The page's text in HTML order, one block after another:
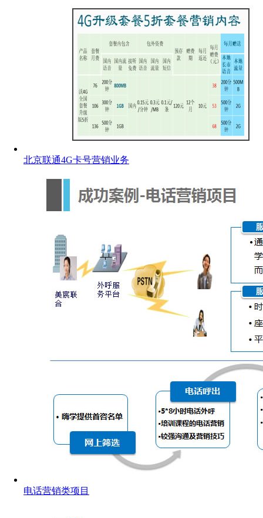
北京联通4G卡号营销业务
电话营销类项目